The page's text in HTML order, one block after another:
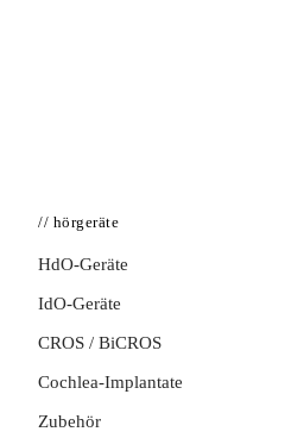
// hörgeräte
HdO-Geräte
IdO-Geräte
CROS / BiCROS
Cochlea-Implantate
Zubehör